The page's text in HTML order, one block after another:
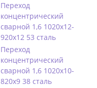
Переход
концентрический
сварной 1,6 1020х12-
920х12 53 сталь
Переход
концентрический
сварной 1,6 1020х10-
820х9 38 сталь